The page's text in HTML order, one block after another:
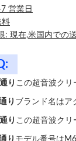
営業日
料
: 現在,米国内での
り この超音波クリ
り ブランド名はア
り この超音波クリ
り モデル番号は